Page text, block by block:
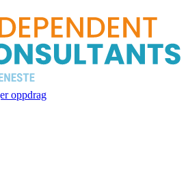
oppdrag